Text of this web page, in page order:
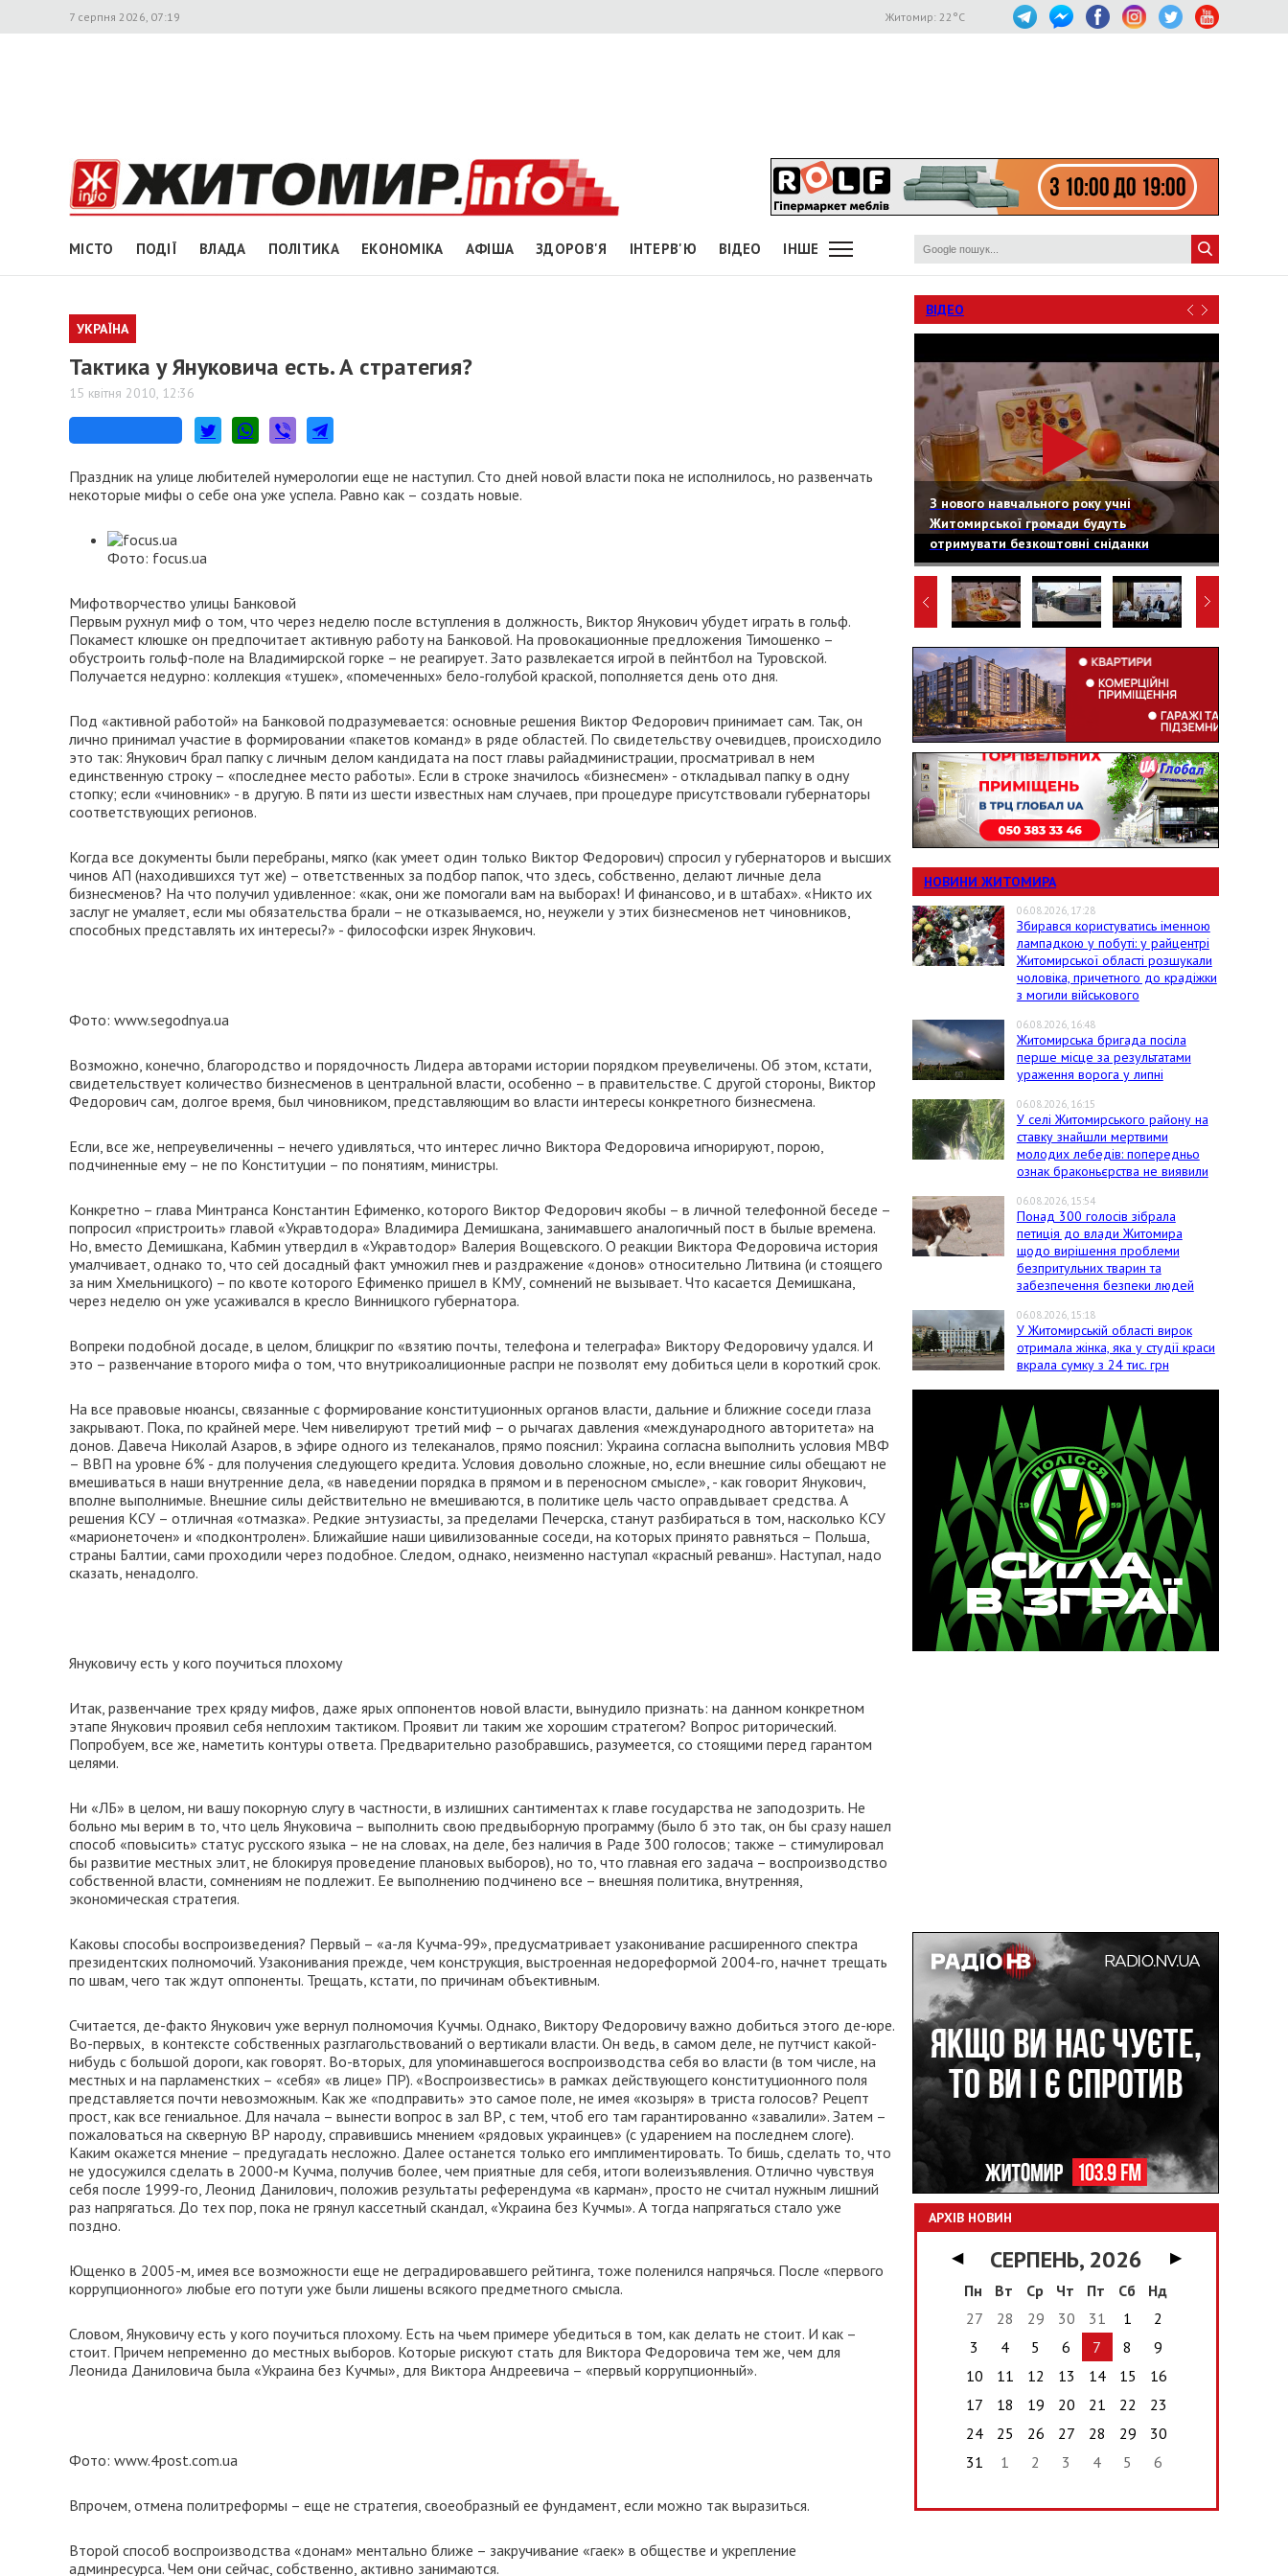
7 серпня 2026, 07:19 Житомир: 22 °C
МІСТО ПОДІЇ ВЛАДА ПОЛІТИКА ЕКОНОМІКА АФІША ЗДОРОВ'Я ІНТЕРВ'Ю ВІДЕО ІНШЕ
УКРАЇНА
Тактика у Януковича есть. А стратегия?
15 квітня 2010, 12:36
Праздник на улице любителей нумерологии еще не наступил. Сто дней новой власти пока не исполнилось, но развенчать
некоторые мифы о себе она уже успела. Равно как – создать новые.
Фото: focus.ua
Мифотворчество улицы Банковой
Первым рухнул миф о том, что через неделю после вступления в должность, Виктор Янукович убудет играть в гольф.
Покамест клюшке он предпочитает активную работу на Банковой. На провокационные предложения Тимошенко –
обустроить гольф-поле на Владимирской горке – не реагирует. Зато развлекается игрой в пейнтбол на Туровской.
Получается недурно: коллекция «тушек», «помеченных» бело-голубой краской, пополняется день ото дня.
Под «активной работой» на Банковой подразумевается: основные решения Виктор Федорович принимает сам. Так, он
лично принимал участие в формировании «пакетов команд» в ряде областей. По свидетельству очевидцев, происходило
это так: Янукович брал папку с личным делом кандидата на пост главы райадминистрации, просматривал в нем
единственную строку – «последнее место работы». Если в строке значилось «бизнесмен» - откладывал папку в одну
стопку; если «чиновник» - в другую. В пяти из шести известных нам случаев, при процедуре присутствовали губернаторы
соответствующих регионов.
Когда все документы были перебраны, мягко (как умеет один только Виктор Федорович) спросил у губернаторов и высших
чинов АП (находившихся тут же) – ответственных за подбор папок, что здесь, собственно, делают личные дела
бизнесменов? На что получил удивленное: «как, они же помогали вам на выборах! И финансово, и в штабах». «Никто их
заслуг не умаляет, если мы обязательства брали – не отказываемся, но, неужели у этих бизнесменов нет чиновников,
способных представлять их интересы?» - философски изрек Янукович.
Фото: www.segodnya.ua
Возможно, конечно, благородство и порядочность Лидера авторами истории порядком преувеличены. Об этом, кстати,
свидетельствует количество бизнесменов в центральной власти, особенно – в правительстве. С другой стороны, Виктор
Федорович сам, долгое время, был чиновником, представляющим во власти интересы конкретного бизнесмена.
Если, все же, непреувеличенны – нечего удивляться, что интерес лично Виктора Федоровича игнорируют, порою,
подчиненные ему – не по Конституции – по понятиям, министры.
Конкретно – глава Минтранса Константин Ефименко, которого Виктор Федорович якобы – в личной телефонной беседе –
попросил «пристроить» главой «Укравтодора» Владимира Демишкана, занимавшего аналогичный пост в былые времена.
Но, вместо Демишкана, Кабмин утвердил в «Укравтодор» Валерия Вощевского. О реакции Виктора Федоровича история
умалчивает, однако то, что сей досадный факт умножил гнев и раздражение «донов» относительно Литвина (и стоящего
за ним Хмельницкого) – по квоте которого Ефименко пришел в КМУ, сомнений не вызывает. Что касается Демишкана,
через неделю он уже усаживался в кресло Винницкого губернатора.
Вопреки подобной досаде, в целом, блицкриг по «взятию почты, телефона и телеграфа» Виктору Федоровичу удался. И
это – развенчание второго мифа о том, что внутрикоалиционные распри не позволят ему добиться цели в короткий срок.
На все правовые нюансы, связанные с формирование конституционных органов власти, дальние и ближние соседи глаза
закрывают. Пока, по крайней мере. Чем нивелируют третий миф – о рычагах давления «международного авторитета» на
донов. Давеча Николай Азаров, в эфире одного из телеканалов, прямо пояснил: Украина согласна выполнить условия МВФ
– ВВП на уровне 6% - для получения следующего кредита. Условия довольно сложные, но, если внешние силы обещают не
вмешиваться в наши внутренние дела, «в наведении порядка в прямом и в переносном смысле», - как говорит Янукович,
вполне выполнимые. Внешние силы действительно не вмешиваются, в политике цель часто оправдывает средства. А
решения КСУ – отличная «отмазка». Редкие энтузиасты, за пределами Печерска, станут разбираться в том, насколько КСУ
«марионеточен» и «подконтролен». Ближайшие наши цивилизованные соседи, на которых принято равняться – Польша,
страны Балтии, сами проходили через подобное. Следом, однако, неизменно наступал «красный реванш». Наступал, надо
сказать, ненадолго.
Януковичу есть у кого поучиться плохому
Итак, развенчание трех кряду мифов, даже ярых оппонентов новой власти, вынудило признать: на данном конкретном
этапе Янукович проявил себя неплохим тактиком. Проявит ли таким же хорошим стратегом? Вопрос риторический.
Попробуем, все же, наметить контуры ответа. Предварительно разобравшись, разумеется, со стоящими перед гарантом
целями.
Ни «ЛБ» в целом, ни вашу покорную слугу в частности, в излишних сантиментах к главе государства не заподозрить. Не
больно мы верим в то, что цель Януковича – выполнить свою предвыборную программу (было б это так, он бы сразу нашел
способ «повысить» статус русского языка – не на словах, на деле, без наличия в Раде 300 голосов; также – стимулировал
бы развитие местных элит, не блокируя проведение плановых выборов), но то, что главная его задача – воспроизводство
собственной власти, сомнениям не подлежит. Ее выполнению подчинено все – внешняя политика, внутренняя,
экономическая стратегия.
Каковы способы воспроизведения? Первый – «а-ля Кучма-99», предусматривает узаконивание расширенного спектра
президентских полномочий. Узаконивания прежде, чем конструкция, выстроенная недореформой 2004-го, начнет трещать
по швам, чего так ждут оппоненты. Трещать, кстати, по причинам объективным.
Считается, де-факто Янукович уже вернул полномочия Кучмы. Однако, Виктору Федоровичу важно добиться этого де-юре.
Во-первых, в контексте собственных разглагольствований о вертикали власти. Он ведь, в самом деле, не путчист какой-
нибудь с большой дороги, как говорят. Во-вторых, для упоминавшегося воспроизводства себя во власти (в том числе, на
местных и на парламенстких – «себя» «в лице» ПР). «Воспроизвестись» в рамках действующего конституционного поля
представляется почти невозможным. Как же «подправить» это самое поле, не имея «козыря» в триста голосов? Рецепт
прост, как все гениальное. Для начала – вынести вопрос в зал ВР, с тем, чтоб его там гарантированно «завалили». Затем –
пожаловаться на скверную ВР народу, справившись мнением «рядовых украинцев» (с ударением на последнем слоге).
Каким окажется мнение – предугадать несложно. Далее останется только его имплиментировать. То бишь, сделать то, что
не удосужился сделать в 2000-м Кучма, получив более, чем приятные для себя, итоги волеизъявления. Отлично чувствуя
себя после 1999-го, Леонид Данилович, положив результаты референдума «в карман», просто не считал нужным лишний
раз напрягаться. До тех пор, пока не грянул кассетный скандал, «Украина без Кучмы». А тогда напрягаться стало уже
поздно.
Ющенко в 2005-м, имея все возможности еще не деградировавшего рейтинга, тоже поленился напрячься. После «первого
коррупционного» любые его потуги уже были лишены всякого предметного смысла.
Словом, Януковичу есть у кого поучиться плохому. Есть на чьем примере убедиться в том, как делать не стоит. И как –
стоит. Причем непременно до местных выборов. Которые рискуют стать для Виктора Федоровича тем же, чем для
Леонида Даниловича была «Украина без Кучмы», для Виктора Андреевича – «первый коррупционный».
Фото: www.4post.com.ua
Впрочем, отмена политреформы – еще не стратегия, своеобразный ее фундамент, если можно так выразиться.
Второй способ воспроизводства «донам» ментально ближе – закручивание «гаек» в обществе и укрепление
админресурса. Чем они сейчас, собственно, активно занимаются.
ВІДЕО
З нового навчального року учні
Житомирської громади будуть
отримувати безкоштовні сніданки
НОВИНИ ЖИТОМИРА
06.08.2026, 17:28
Збирався користуватись іменною
лампадкою у побуті: у райцентрі
Житомирської області розшукали
чоловіка, причетного до крадіжки
з могили військового
06.08.2026, 16:48
Житомирська бригада посіла
перше місце за результатами
ураження ворога у липні
06.08.2026, 16:15
У селі Житомирського району на
ставку знайшли мертвими
молодих лебедів: попередньо
ознак браконьєрства не виявили
06.08.2026, 15:54
Понад 300 голосів зібрала
петиція до влади Житомира
щодо вирішення проблеми
безпритульних тварин та
забезпечення безпеки людей
06.08.2026, 15:18
У Житомирській області вирок
отримала жінка, яка у студії краси
вкрала сумку з 24 тис. грн
АРХІВ НОВИН
◀ СЕРПЕНЬ, 2026
▶
Пн
Вт Ср Чт Пт Сб
Нд
27
28 29 30 31 1
2
3
4 5 6 7 8
9
10
11 12 13 14 15
16
17
18 19 20 21 22
23
24
25 26 27 28 29
30
31
1 2 3 4 5 6